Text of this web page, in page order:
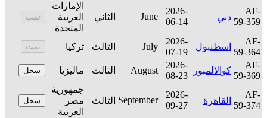
AF-
59-359 دبي
2026-
06-14
June الثاني
الإمارات
العربية
المتحدة
تمت
AF-
59-364
اسطنبول
2026-
07-19
July الثالث تركيا تمت
AF-
59-369
كوالالمبور
2026-
08-23
August الثالث ماليزيا سجل
AF-
59-374 القاهرة
2026-
09-27
September الثالث
جمهورية
مصر
العربية
سجل